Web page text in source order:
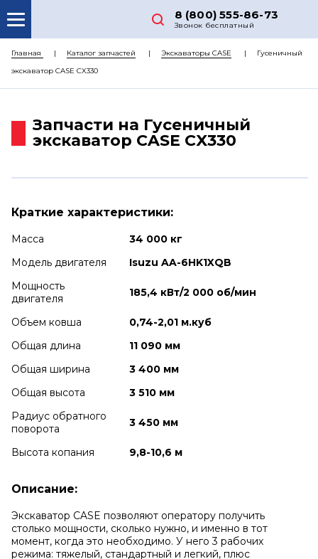
8 (800) 555-86-73
Звонок бесплатный
О НАС
ДОСТАВКА
Главная Каталог запчастей Экскаваторы CASE
Гусеничный
экскаватор CASE CX330
Запчасти на Гусеничный
экскаватор CASE CX330
Краткие характеристики:
Масса
34 000 кг
Модель двигателя
Isuzu AA-6HK1XQB
Мощность
двигателя
185,4 кВт/2 000 об/мин
Объем ковша
0,74-2,01 м.куб
Общая длина
11 090 мм
Общая ширина
3 400 мм
Общая высота
3 510 мм
Радиус обратного
поворота
3 450 мм
Высота копания 9,8-10,6 м
Описание:
Экскаватор CASE позволяют оператору получить
столько мощности, сколько нужно, и именно в тот
момент, когда это необходимо. У него 3 рабочих
режима: тяжелый, стандартный и легкий, плюс